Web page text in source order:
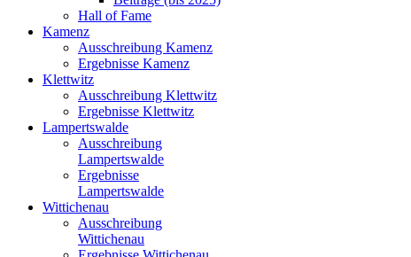
Hall of Fame
Kamenz
Ausschreibung Kamenz
Ergebnisse Kamenz
Klettwitz
Ausschreibung Klettwitz
Ergebnisse Klettwitz
Lampertswalde
Ausschreibung
Lampertswalde
Ergebnisse
Lampertswalde
Wittichenau
Ausschreibung
Wittichenau